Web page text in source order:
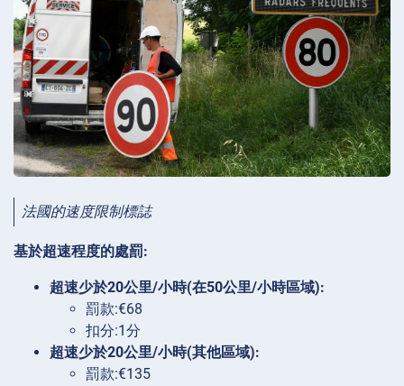
法國的速度限制標誌
基於超速程度的處罰:
超速少於20公里/小時(在50公里/小時區域):
罰款:€68
扣分:1分
超速少於20公里/小時(其他區域):
罰款:€135